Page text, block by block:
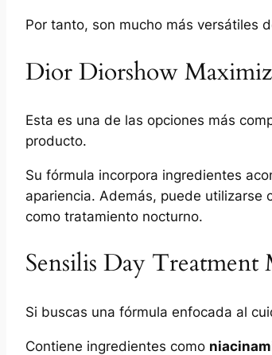
Por tanto, son mucho más versátiles
Dior Diorshow
Esta es una de las opciones más
producto.
Su fórmula incorpora ingredientes
apariencia. Además, puede utilizarse
como tratamiento nocturno.
Sensilis Day Treatment
Si buscas una fórmula enfocada al
Contiene ingredientes como